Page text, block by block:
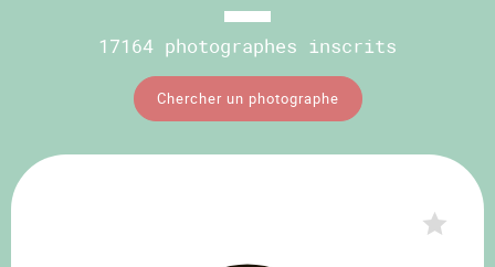
17164 photographes inscrits
Chercher un photographe